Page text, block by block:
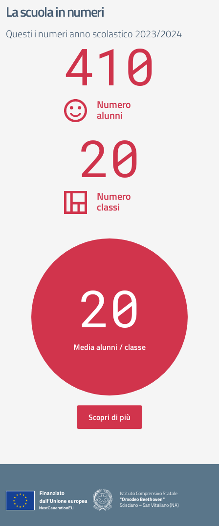
La scuola in numeri
Questi i numeri anno scolastico 2023/2024
410
Numero
alunni
20
Numero
classi
20
Media alunni / classe
Scopri di più
Istituto Comprensivo Statale
"Omodeo Beethoven"
Scisciano – San Vitaliano (NA)